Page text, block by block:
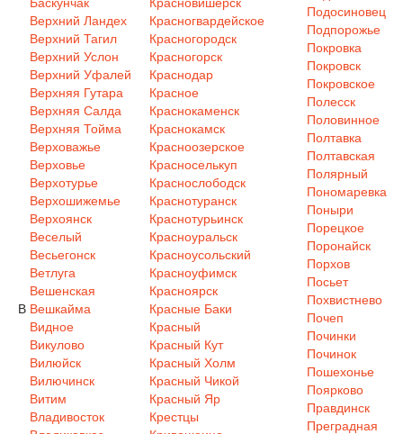
В
Верхний Ландех
Верхний Тагил
Верхний Услон
Верхний Уфалей
Верхняя Гутара
Верхняя Салда
Верхняя Тойма
Верховажье
Верховье
Верхотурье
Верхошижемье
Верхоянск
Веселый
Весьегонск
Ветлуга
Вешенская
Вешкайма
Видное
Викулово
Вилюйск
Вилючинск
Витим
Владивосток
Красногвардейское
Красногородск
Красногорск
Краснодар
Красное
Краснокаменск
Краснокамск
Красноозерское
Красноселькуп
Краснослободск
Краснотуранск
Краснотурьинск
Красноуральск
Красноусольский
Красноуфимск
Красноярск
Красные Баки
Красный
Красный Кут
Красный Холм
Красный Чикой
Красный Яр
Крестцы
Подосиновец
Подпорожье
Покровка
Покровск
Покровское
Полесск
Половинное
Полтавка
Полтавская
Полярный
Пономаревка
Поныри
Порецкое
Поронайск
Порхов
Посьет
Похвистнево
Почеп
Починки
Починок
Пошехонье
Поярково
Правдинск
Преградная